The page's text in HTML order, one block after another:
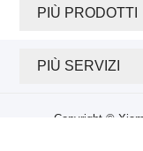
PIÙ PRODOTTI
PIÙ SERVIZI
Copyright ©